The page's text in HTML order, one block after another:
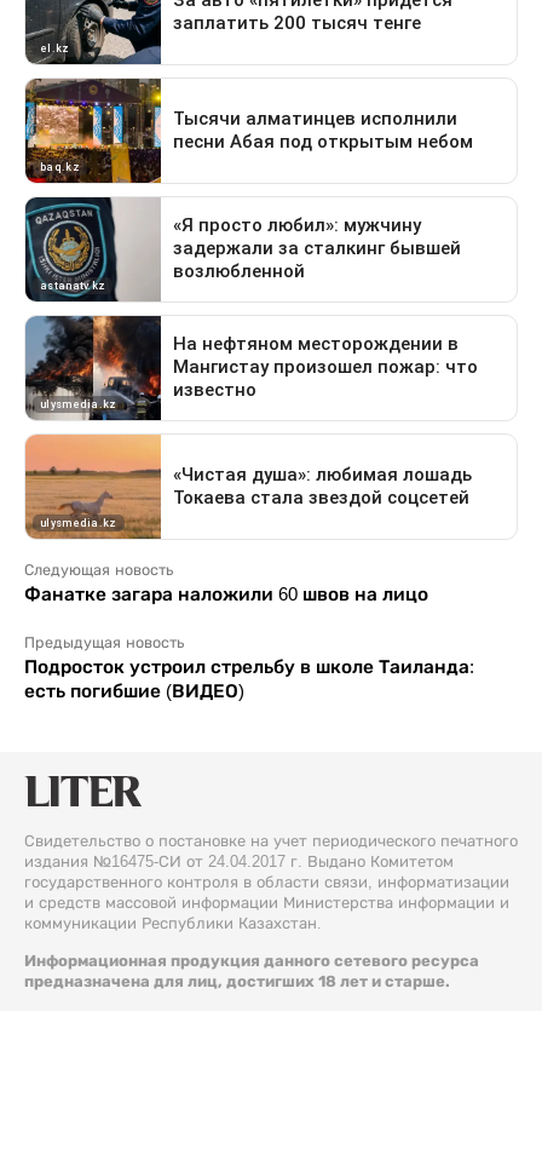
Следующая новость
Фанатке загара наложили 60 швов на лицо
Предыдущая новость
Подросток устроил стрельбу в школе Таиланда:
есть погибшие (ВИДЕО)
Свидетельство о постановке на учет периодического печатного
издания №16475-СИ от 24.04.2017 г. Выдано Комитетом
государственного контроля в области связи, информатизации
и средств массовой информации Министерства информации и
коммуникации Республики Казахстан.
Информационная продукция данного сетевого ресурса
предназначена для лиц, достигших 18 лет и старше.